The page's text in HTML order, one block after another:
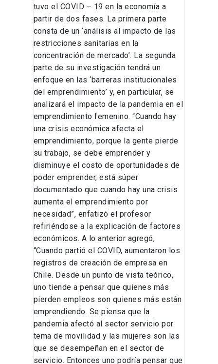
tuvo el COVID – 19 en la economía a
partir de dos fases. La primera parte
consta de un ‘análisis al impacto de las
restricciones sanitarias en la
concentración de mercado’. La segunda
parte de su investigación tendrá un
enfoque en las ‘barreras institucionales
del emprendimiento’ y, en particular, se
analizará el impacto de la pandemia en el
emprendimiento femenino. “Cuando hay
una crisis económica afecta el
emprendimiento, porque la gente pierde
su trabajo, se debe emprender y
disminuye el costo de oportunidades de
poder emprender, está súper
documentado que cuando hay una crisis
aumenta el emprendimiento por
necesidad”, enfatizó el profesor
refiriéndose a la explicación de factores
económicos. A lo anterior agregó,
“Cuando partió el COVID, aumentaron los
registros de creación de empresa en
Chile. Desde un punto de vista teórico,
uno tiende a pensar que quienes más
pierden empleos son quienes más están
emprendiendo. Se piensa que la
pandemia afectó al sector servicio por
tema de movilidad y las mujeres son las
que se desempeñan en el sector de
servicio. Entonces uno podría pensar que